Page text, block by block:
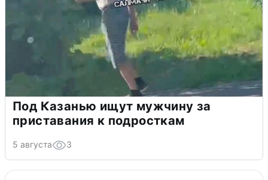
Под Казанью ищут мужчину за
приставания к подросткам
5 августа 3